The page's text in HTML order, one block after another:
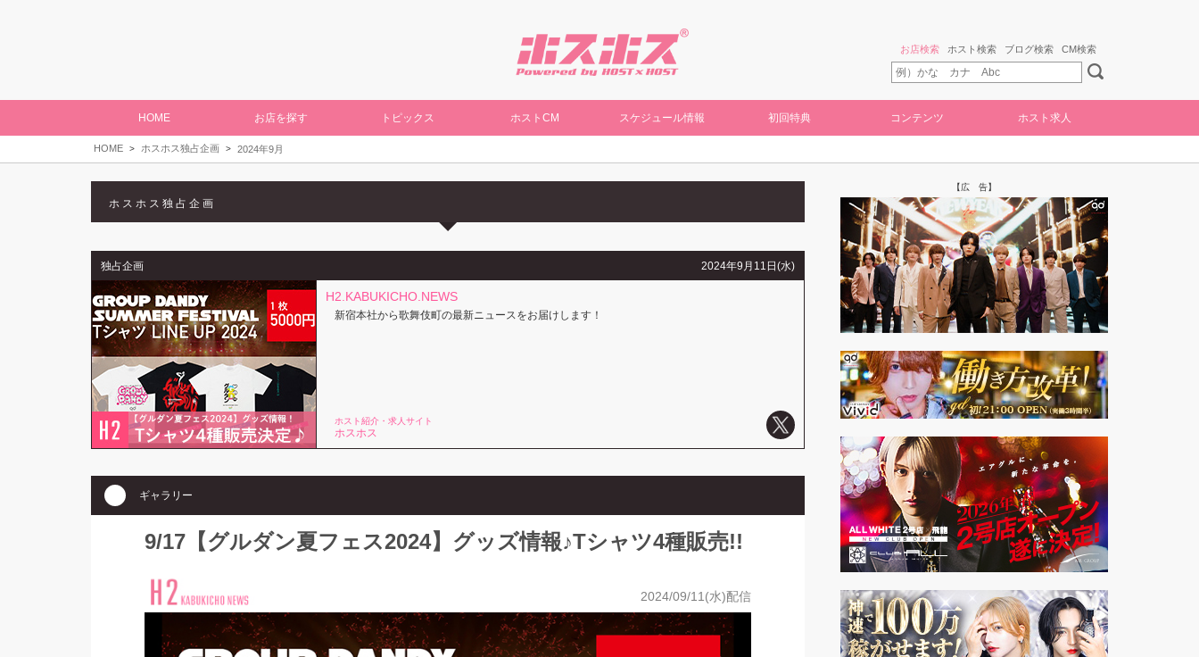
お店検索 ホスト検索 ブログ検索 CM検索
HOME お店を探す トピックス ホストCM スケジュール情報 初回特典 コンテンツ ホスト求人
HOME ホスホス独占企画 2024年9月
ホスホス独占企画
独占企画 2024年9月11日(水)
H2.KABUKICHO.NEWS
新宿本社から歌舞伎町の最新ニュースをお届けします！
ホスト紹介・求人サイト
ホスホス
ギャラリー
9/17【グルダン夏フェス2024】グッズ情報♪Tシャツ4種販売!!
2024/09/11(水)配信
【広 告】